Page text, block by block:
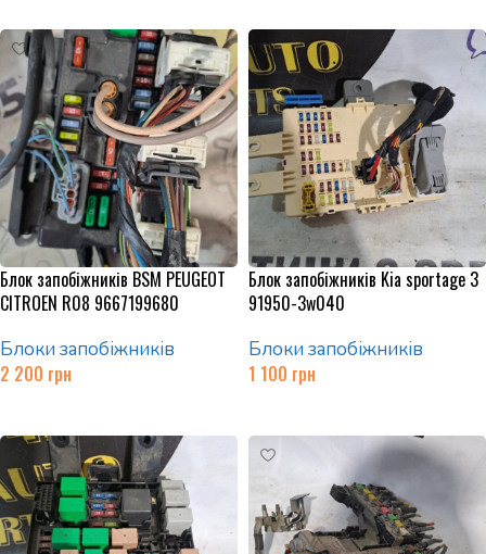
Блок запобіжників BSM PEUGEOT
CITROEN R08 9667199680
Блоки запобіжників
2 200 грн
Блок запобіжників Kia sportage 3
91950-3w040
Блоки запобіжників
1 100 грн